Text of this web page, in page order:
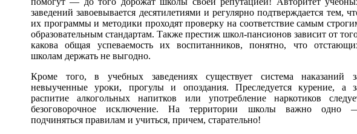
заведений завоевывается десятилетиями и регулярно подтверждается тем,
их программы и методики проходят проверку на соответствие самым
образовательным стандартам. Также престиж школ-пансионов зависит от
какова общая успеваемость их воспитанников, понятно, что
школам держать не выгодно.
Кроме того, в учебных заведениях существует система наказаний
невыученные уроки, прогулы и опоздания. Преследуется курение, а
распитие алкогольных напитков или употребление наркотиков
безоговорочное исключение. На территории школы важно одно
подчиняться правилам и учиться, причем, старательно!